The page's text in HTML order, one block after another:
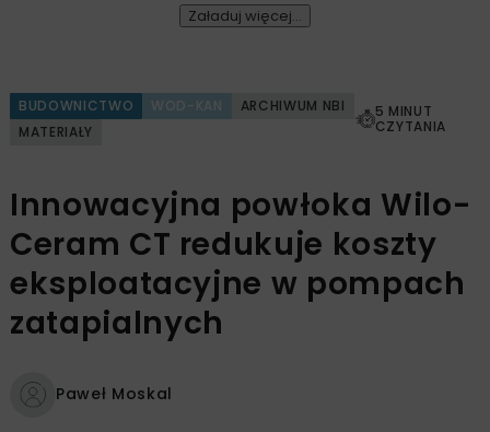
Załaduj więcej...
BUDOWNICTWO WOD-KAN
ARCHIWUM NBI
MATERIAŁY
5 MINUT
CZYTANIA
Innowacyjna powłoka Wilo-
Ceram CT redukuje koszty
eksploatacyjne w pompach
zatapialnych
Paweł Moskal